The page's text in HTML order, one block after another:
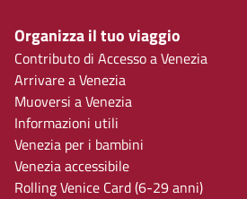
Organizza il tuo viaggio
Contributo di Accesso a Venezia
Arrivare a Venezia
Muoversi a Venezia
Informazioni utili
Venezia per i bambini
Venezia accessibile
Rolling Venice Card (6-29 anni)